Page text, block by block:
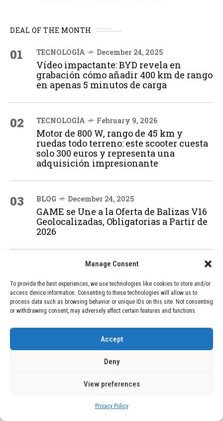
Manage Consent
To provide the best experiences, we use technologies like cookies to store and/or
access device information. Consenting to these technologies will allow us to
process data such as browsing behavior or unique IDs on this site. Not consenting
or withdrawing consent, may adversely affect certain features and functions.
Accept
Deny
View preferences
Privacy Policy
DEAL OF THE MONTH
01 TECNOLOGÍA December 24, 2025
Vídeo impactante: BYD revela en
grabación cómo añadir 400 km de rango
en apenas 5 minutos de carga
02 TECNOLOGÍA February 9, 2026
Motor de 800 W, rango de 45 km y
ruedas todo terreno: este scooter cuesta
solo 300 euros y representa una
adquisición impresionante
03 BLOG December 24, 2025
GAME se Une a la Oferta de Balizas V16
Geolocalizadas, Obligatorias a Partir de
2026
December 24, 2025
Devastadora Explosión en Residencia
de Ancianos de Pensilvania Deja al
Menos Dos Víctimas Fatales